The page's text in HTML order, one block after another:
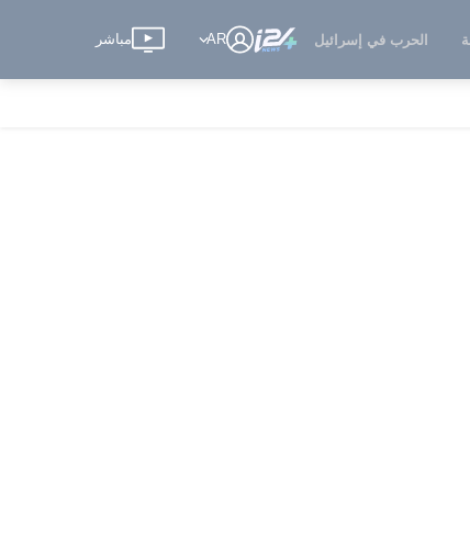
الحرب في إسرائيل AR مباشر